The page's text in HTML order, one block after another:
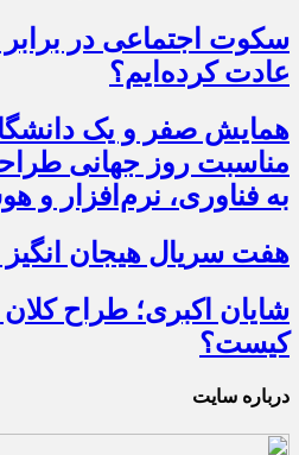
سکوت اجتماعی در برابر
عادت کرده‌ایم؟
همایش صفر و یک
مناسبت روز جهانی
به فناوری، نرم‌افزار
هفت سریال هیجان انگیز
شایان اکبری؛ طراح
کیست؟
درباره سایت